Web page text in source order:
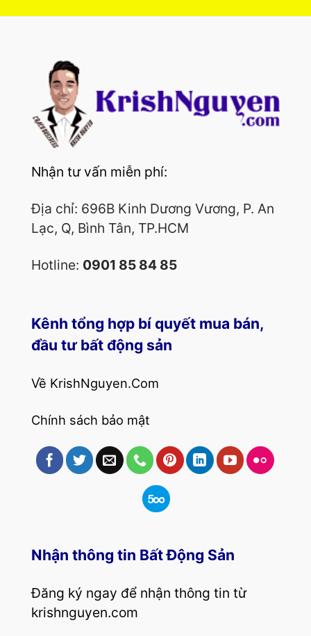
Nhận tư vấn miễn phí:
Địa chỉ: 696B Kinh Dương Vương, P. An
Lạc, Q, Bình Tân, TP.HCM
Hotline: 0901 85 84 85
Kênh tổng hợp bí quyết mua bán,
đầu tư bất động sản
Về KrishNguyen.Com
Chính sách bảo mật
Nhận thông tin Bất Động Sản
Đăng ký ngay để nhận thông tin từ
krishnguyen.com